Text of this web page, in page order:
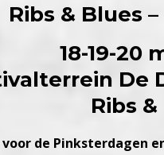
Ribs & Blues
18-19-20
De
Ribs
de Pinksterdagen